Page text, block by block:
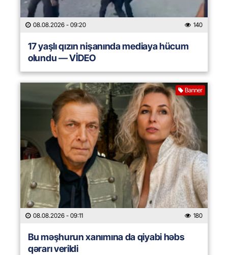
08.08.2026 - 09:20 140
17 yaşlı qızın nişanında mediaya hücum
olundu — VİDEO
Banner
08.08.2026 - 09:11 180
Bu məşhurun xanımına da qiyabi həbs
qərarı verildi